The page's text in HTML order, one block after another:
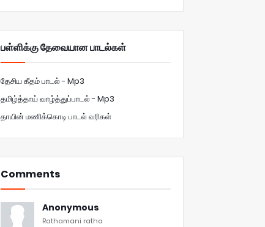
பள்ளிக்கு தேவையான பாடல்கள்
தேசிய கீதம் பாடல் - Mp3
தமிழ்த்தாய் வாழ்த்துப்பாடல் - Mp3
தாயின் மணிக்கொடி பாடல் வரிகள்
Comments
Anonymous
Rathamani ratha